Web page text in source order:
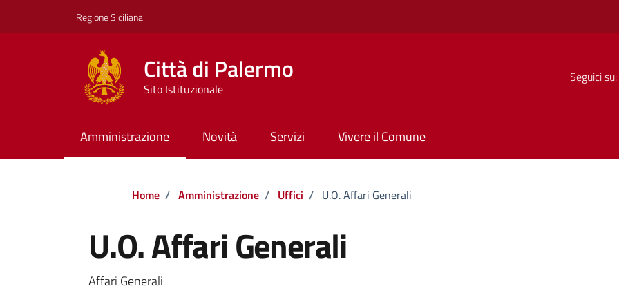
Regione Siciliana
Città di Palermo
Sito Istituzionale
Seguici su:
Amministrazione Novità Servizi Vivere il Comune
Home / Amministrazione / Uffici / U.O. Affari Generali
U.O. Affari Generali
Affari Generali